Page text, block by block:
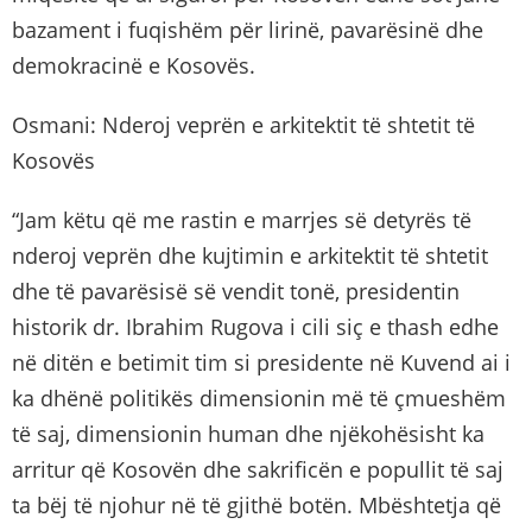
bazament i fuqishëm për lirinë, pavarësinë dhe
demokracinë e Kosovës.
Osmani: Nderoj veprën e arkitektit të shtetit të
Kosovës
“Jam këtu që me rastin e marrjes së detyrës të
nderoj veprën dhe kujtimin e arkitektit të shtetit
dhe të pavarësisë së vendit tonë, presidentin
historik dr. Ibrahim Rugova i cili siç e thash edhe
në ditën e betimit tim si presidente në Kuvend ai i
ka dhënë politikës dimensionin më të çmueshëm
të saj, dimensionin human dhe njëkohësisht ka
arritur që Kosovën dhe sakrificën e popullit të saj
ta bëj të njohur në të gjithë botën. Mbështetja që